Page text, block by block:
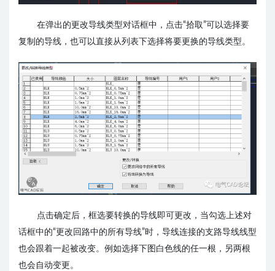
在弹出的更改导线类型对话框中，点击“拾取”可以选择要
复制的导线，也可以直接从列表下选择将要更换的导线类型。
点击确定后，框选要转换的导线即可 更改，当勾选上述对
话框中的“更改回路中的所有导线”时，导线连接的支路导线线型
也会跟着一起被改变。例如选择下图白色线的任一根，另两根
也会自动变更。